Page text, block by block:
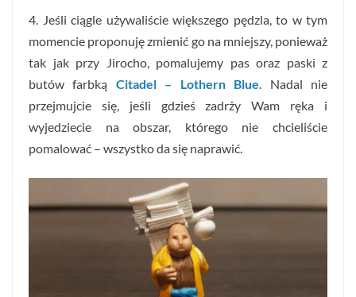
4. Jeśli ciągle używaliście większego pędzla, to w tym
momencie proponuję zmienić go na mniejszy, ponieważ
tak jak przy Jirocho, pomalujemy pas oraz paski z
butów farbką Citadel – Lothern Blue . Nadal nie
przejmujcie się, jeśli gdzieś zadrży Wam ręka i
wyjedziecie na obszar, którego nie chcieliście
pomalować – wszystko da się naprawić.